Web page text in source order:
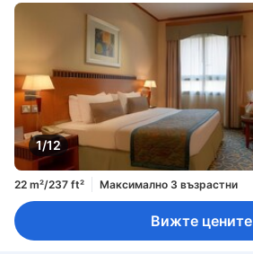
1/12
22 m²/237 ft² Максимално 3 възрастни
Вижте цените